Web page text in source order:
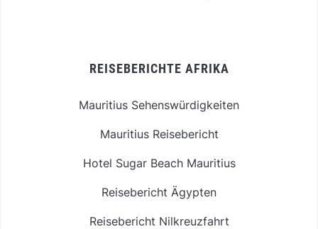
REISEBERICHTE AFRIKA
Mauritius Sehenswürdigkeiten
Mauritius Reisebericht
Hotel Sugar Beach Mauritius
Reisebericht Ägypten
Reisebericht Nilkreuzfahrt